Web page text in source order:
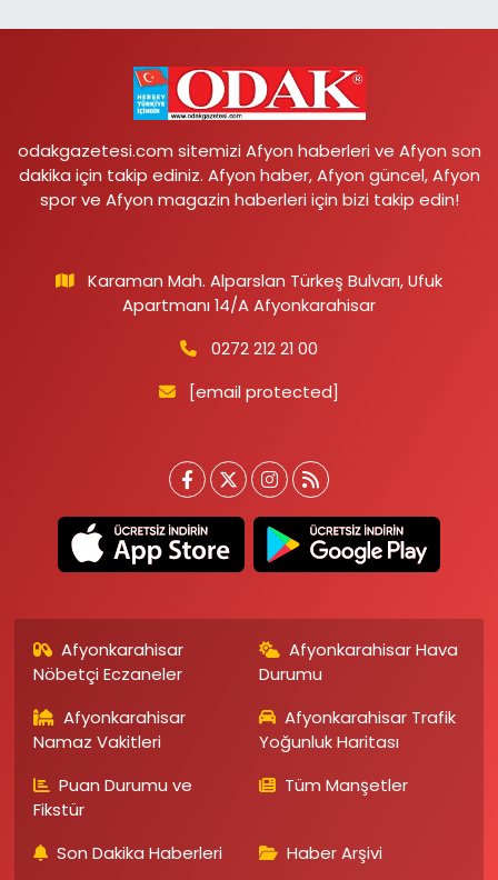
odakgazetesi.com sitemizi Afyon haberleri ve Afyon son
dakika için takip ediniz. Afyon haber, Afyon güncel, Afyon
spor ve Afyon magazin haberleri için bizi takip edin!
Karaman Mah. Alparslan Türkeş Bulvarı, Ufuk
Apartmanı 14/A Afyonkarahisar
0272 212 21 00
[email protected]
Afyonkarahisar
Nöbetçi Eczaneler
Afyonkarahisar Hava
Durumu
Afyonkarahisar
Namaz Vakitleri
Afyonkarahisar Trafik
Yoğunluk Haritası
Puan Durumu ve
Fikstür
Tüm Manşetler
Son Dakika Haberleri Haber Arşivi